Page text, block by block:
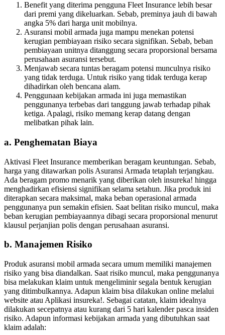
Benefit yang diterima pengguna Fleet Insurance lebih besar
dari premi yang dikeluarkan. Sebab, preminya jauh di bawah
angka 5% dari harga unit mobilnya.
Asuransi mobil armada juga mampu menekan potensi
kerugian pembiayaan risiko secara signifikan. Sebab, beban
pembiayaan unitnya ditanggung secara proporsional bersama
perusahaan asuransi tersebut.
Menjawab secara tuntas beragam potensi munculnya risiko
yang tidak terduga. Untuk risiko yang tidak terduga kerap
dihadirkan oleh bencana alam.
Penggunaan kebijakan armada ini juga memastikan
penggunanya terbebas dari tanggung jawab terhadap pihak
ketiga. Apalagi, risiko memang kerap datang dengan
melibatkan pihak lain.
a. Penghematan Biaya
Aktivasi Fleet Insurance memberikan beragam keuntungan. Sebab,
harga yang ditawarkan polis Asuransi Armada tetaplah terjangkau.
Ada beragam promo menarik yang diberikan oleh insureka! hingga
menghadirkan efisiensi signifikan selama setahun. Jika produk ini
diterapkan secara maksimal, maka beban operasional armada
penggunanya pun semakin efisien. Saat belitan risiko muncul, maka
beban kerugian pembiayaannya dibagi secara proporsional menurut
klausul perjanjian polis dengan perusahaan asuransi.
b. Manajemen Risiko
Produk asuransi mobil armada secara umum memiliki manajemen
risiko yang bisa diandalkan. Saat risiko muncul, maka penggunanya
bisa melakukan klaim untuk mengeliminir segala bentuk kerugian
yang ditimbulkannya. Adapun klaim bisa dilakukan online melalui
website atau Aplikasi insureka!. Sebagai catatan, klaim idealnya
dilakukan secepatnya atau kurang dari 5 hari kalender pasca insiden
risiko. Adapun informasi kebijakan armada yang dibutuhkan saat
klaim adalah: